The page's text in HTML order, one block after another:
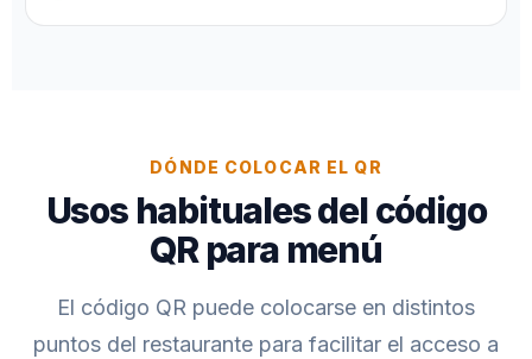
DÓNDE COLOCAR EL QR
Usos habituales del código
QR para menú
El código QR puede colocarse en distintos
puntos del restaurante para facilitar el acceso a